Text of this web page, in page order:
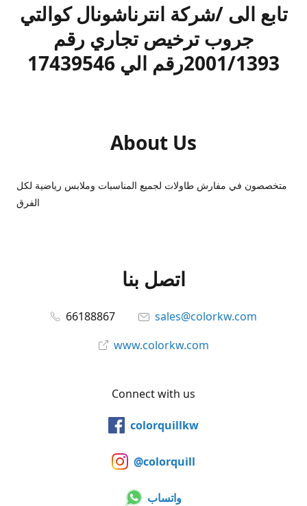
تابع الى /شركة انترناشونال كوالتي
جروب ترخيص تجاري رقم
2001/1393رقم الي 17439546
About Us
متخصصون في مفارش طاولات لجميع المناسبات وملابس رياضية لكل
الفرق
اتصل بنا
66188867
sales@colorkw.com
www.colorkw.com
Connect with us
colorquillkw
@colorquill
واتساب